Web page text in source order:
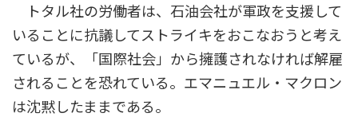
トタル社の労働者は、石油会社が軍政を支援して
いることに抗議してストライキをおこなおうと考え
ているが、「国際社会」から擁護されなければ解雇
されることを恐れている。エマニュエル・マクロン
は沈黙したままである。